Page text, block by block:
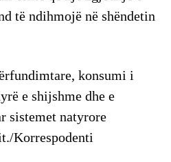
të ndihmojë në shëndetin
konsumi i
e shijshme dhe e
sistemet natyrore
Korrespodenti